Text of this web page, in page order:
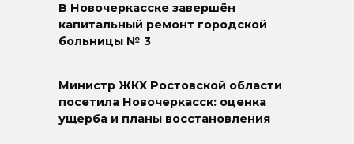
В Новочеркасске завершён
капитальный ремонт городской
больницы № 3
Министр ЖКХ Ростовской области
посетила Новочеркасск: оценка
ущерба и планы восстановления